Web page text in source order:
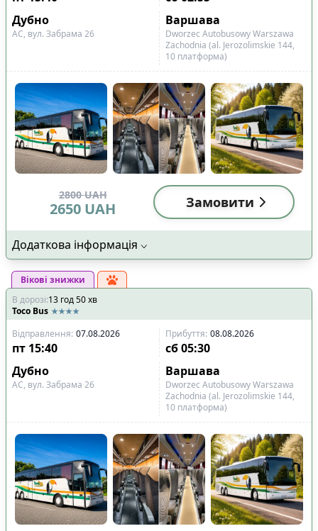
рейси
Скинути
Дубно
Варшава
АС, вул. Забрама 26
Dworzec Autobusowy Warszawa
Zachodnia (al. Jerozolimskie 144,
10 платформа)
2800 UAH
2650 UAH Замовити
Додаткова інформація
Вікові знижки
В дорозі:13 год50хв
Toco Bus
Відправлення: 07.08.2026 Прибуття: 08.08.2026
пт 15:40 сб 05:30
Дубно
Варшава
АС, вул. Забрама 26
Dworzec Autobusowy Warszawa
Zachodnia (al. Jerozolimskie 144,
10 платформа)